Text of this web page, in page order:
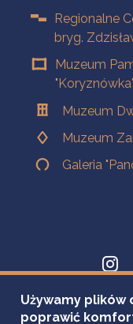
Regionalne
bryg.
Muzeum
Muzeum
Muzeum
Galeria
Używamy plików
poprawić